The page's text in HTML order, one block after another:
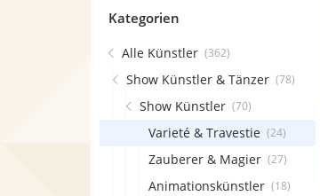
Kategorien
Alle Künstler (362)
Show Künstler & Tänzer (78)
Show Künstler (70)
Varieté & Travestie (24)
Zauberer & Magier (27)
Animationskünstler (18)